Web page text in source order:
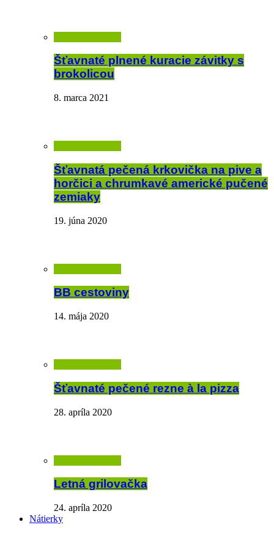
Šťavnaté plnené kuracie závitky s
brokolicou
8. marca 2021
Šťavnatá pečená krkovička na pive a
horčici a chrumkavé americké pučené
zemiaky
19. júna 2020
BB cestoviny
14. mája 2020
Šťavnaté pečené rezne à la pizza
28. apríla 2020
Letná grilovačka
24. apríla 2020
Nátierky